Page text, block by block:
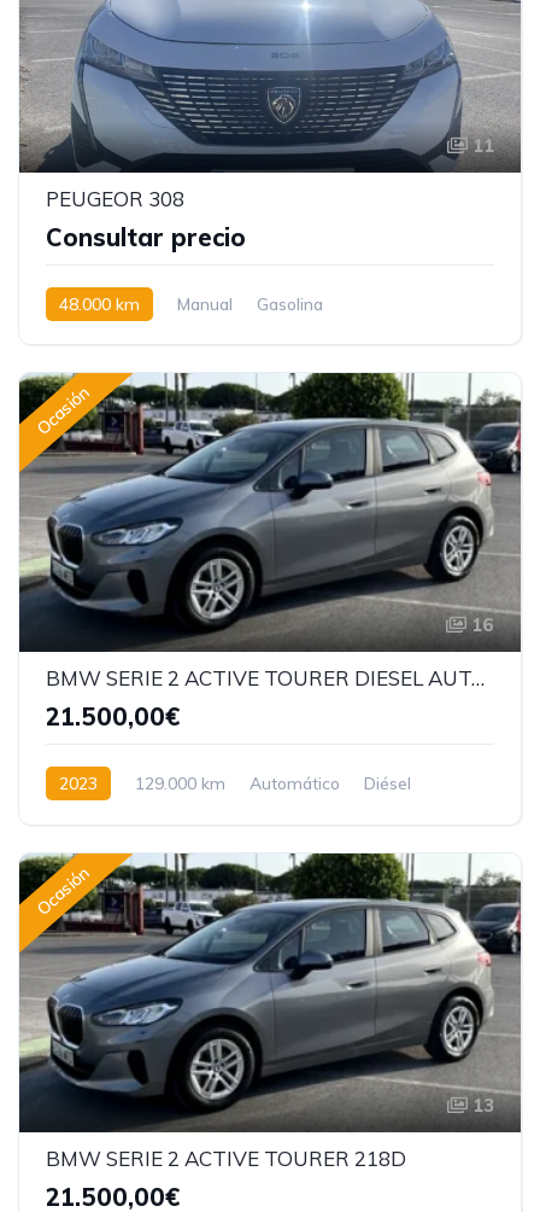
11
PEUGEOR 308
Consultar precio
48.000 km Manual Gasolina
Ocasión
16
BMW SERIE 2 ACTIVE TOURER DIESEL AUTOMATICO
21.500,00€
2023 129.000 km Automático
Diésel
Ocasión
13
BMW SERIE 2 ACTIVE TOURER 218D
21.500,00€